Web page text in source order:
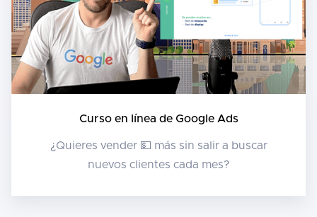
Curso en línea de Google Ads
¿Quieres vender 💵 más sin salir a buscar
nuevos clientes cada mes?